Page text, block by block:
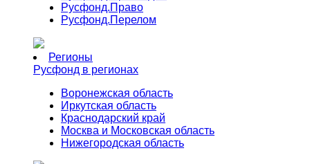
Русфонд.Право
Русфонд.Перелом
Регионы
Русфонд в регионах
Воронежская область
Иркутская область
Краснодарский край
Москва и Московская область
Нижегородская область